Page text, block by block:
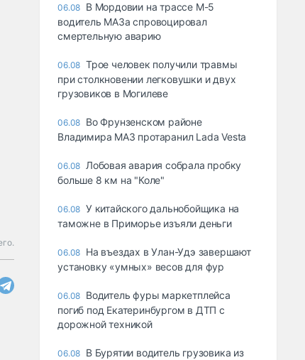
06.08 В Мордовии на трассе М-5
водитель МАЗа спровоцировал
смертельную аварию
06.08 Трое человек получили травмы
при столкновении легковушки и двух
грузовиков в Могилеве
06.08 Во Фрунзенском районе
Владимира МАЗ протаранил Lada Vesta
06.08 Лобовая авария собрала пробку
больше 8 км на "Коле"
06.08 У китайского дальнобойщика на
таможне в Приморье изъяли деньги
06.08 Ha въeздax в Улaн-Удэ зaвepшaют
ycтaнoвкy «yмныx» вecoв для фyp
06.08 Водитель фуры маркетплейса
погиб под Екатеринбургом в ДТП с
дорожной техникой
06.08 В Бурятии водитель грузовика из